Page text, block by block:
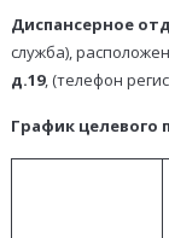
Диспансерное
служба),
д.19, (телефон
График целевого